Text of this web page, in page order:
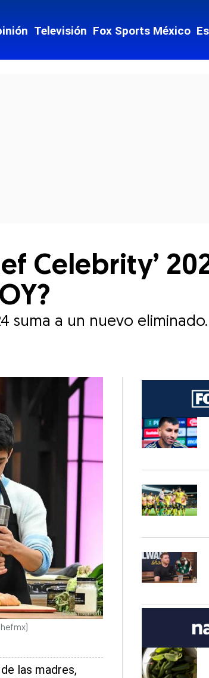
Televisión Fox Sports México
Celebrity’
suma a un nuevo eliminado.
las madres,
Opens in
Opens in
Opens in